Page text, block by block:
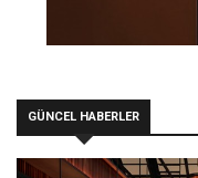
GÜNCEL HABERLER